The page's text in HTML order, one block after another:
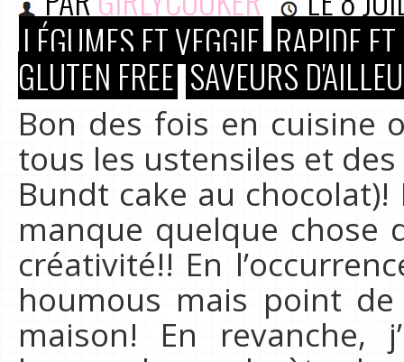
LÉGUMES ET VEGGIE RAPIDE
GLUTEN FREE SAVEURS
Bon des fois en cuisine
tous les ustensiles et
Bundt cake au
manque quelque chose
créativité!! En
houmous mais point
maison! En revanche,